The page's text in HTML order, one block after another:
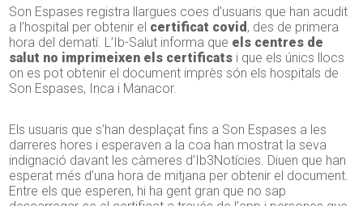
Son Espases registra llargues coes d’usuaris que han acudit
a l’hospital per obtenir el certificat covid , des de primera
hora del dematí. L’Ib-Salut informa que els centres de
salut no imprimeixen els certificats i que els únics llocs
on es pot obtenir el document imprès són els hospitals de
Son Espases, Inca i Manacor.
Els usuaris que s’han desplaçat fins a Son Espases a les
darreres hores i esperaven a la coa han mostrat la seva
indignació davant les càmeres d’Ib3Notícies. Diuen que han
esperat més d’una hora de mitjana per obtenir el document.
Entre els que esperen, hi ha gent gran que no sap